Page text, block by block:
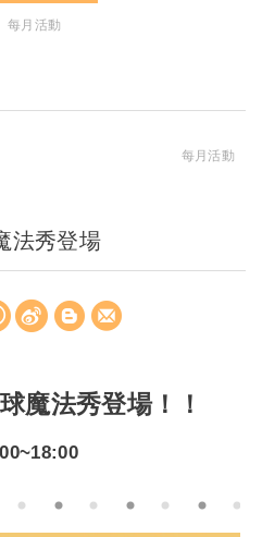
每月活動
每月活動
法秀登場
魔法秀登場！！